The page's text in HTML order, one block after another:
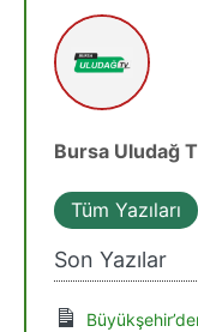
Bursa Uludağ
Tüm Yazıları
Son Yazılar